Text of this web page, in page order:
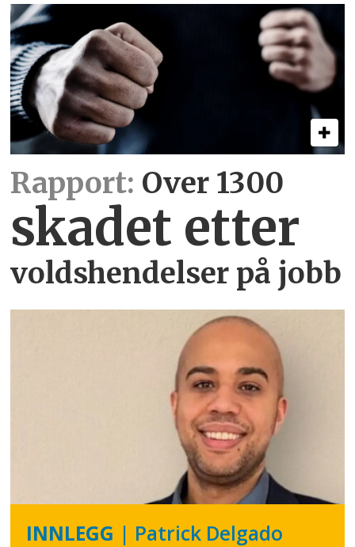
Rapport: Over 1300
skadet etter
voldshendelser på jobb
INNLEGG | Patrick Delgado